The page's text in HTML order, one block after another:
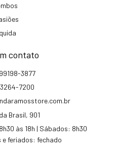
contato
3877
3264-7200
Brasil, 901
às 18h | Sábados: 8h30
e feriados: fechado